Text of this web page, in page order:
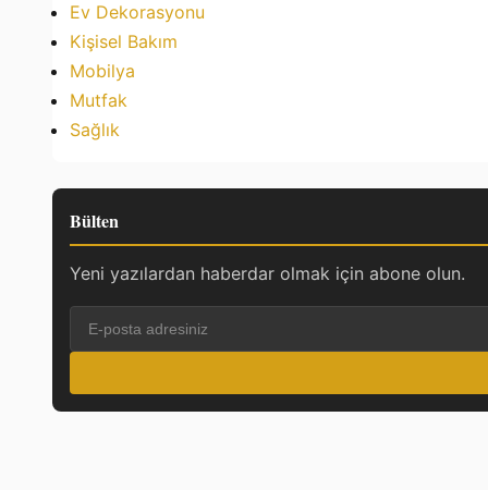
Ev Dekorasyonu
Kişisel Bakım
Mobilya
Mutfak
Sağlık
Bülten
Yeni yazılardan haberdar olmak için abone olun.